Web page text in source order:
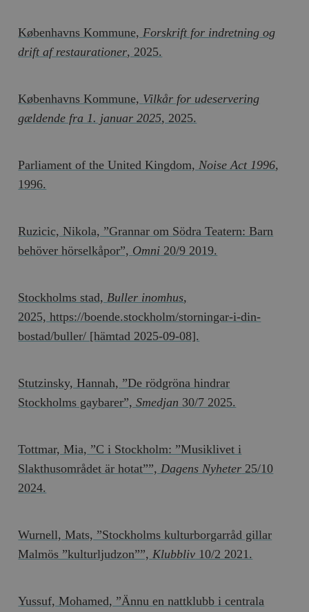
Københavns Kommune, Forskrift for indretning og
drift af restaurationer, 2025.
Københavns Kommune, Vilkår for udeservering
gældende fra 1. januar 2025, 2025.
Parliament of the United Kingdom, Noise Act 1996,
1996.
Ruzicic, Nikola, ”Grannar om Södra Teatern: Barn
behöver hörselkåpor”, Omni 20/9 2019.
Stockholms stad, Buller inomhus,
2025, https://boende.stockholm/storningar-i-din-
bostad/buller/ [hämtad 2025-09-08].
Stutzinsky, Hannah, ”De rödgröna hindrar
Stockholms gaybarer”,Smedjan 30/7 2025.
Tottmar, Mia, ”C i Stockholm: ”Musiklivet i
Slakthusområdet är hotat””, Dagens Nyheter 25/10
2024.
Wurnell, Mats, ”Stockholms kulturborgarråd gillar
Malmös ”kulturljudzon””, Klubbliv 10/2 2021.
Yussuf, Mohamed, ”Ännu en nattklubb i centrala